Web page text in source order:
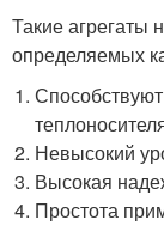
Такие агрегаты
определяемых
Невысокий
Высокая
Простота